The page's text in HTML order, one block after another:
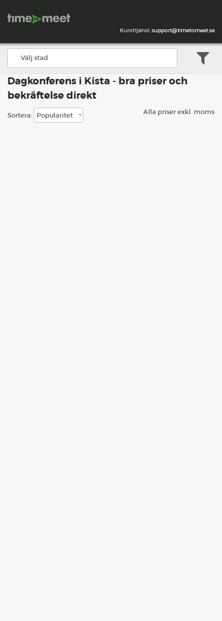
Kundtjänst: support@timetomeet.se
Dagkonferens i Kista - bra priser och
bekräftelse direkt
Sortera: Alla priser exkl. moms